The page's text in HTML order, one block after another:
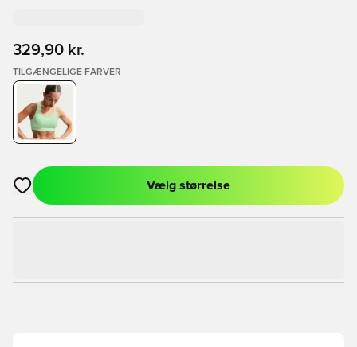
329,90 kr.
TILGÆNGELIGE FARVER
Åbner en Modal til at logge ind eller tilmelde dig som medlem
Vælg størrelse